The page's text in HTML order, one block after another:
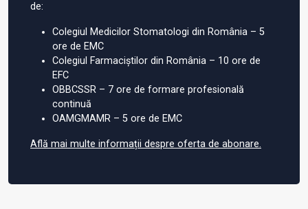
de:
Colegiul Medicilor Stomatologi din România – 5
ore de EMC
Colegiul Farmaciștilor din România – 10 ore de
EFC
OBBCSSR – 7 ore de formare profesională
continuă
OAMGMAMR – 5 ore de EMC
Află mai multe informații despre oferta de abonare.